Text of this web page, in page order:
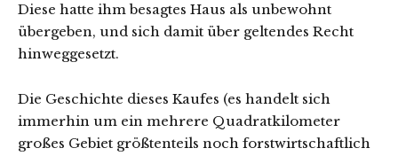
Diese hatte ihm besagtes Haus als unbewohnt
übergeben, und sich damit über geltendes Recht
hinweggesetzt.
Die Geschichte dieses Kaufes (es handelt sich
immerhin um ein mehrere Quadratkilometer
großes Gebiet größtenteils noch forstwirtschaftlich